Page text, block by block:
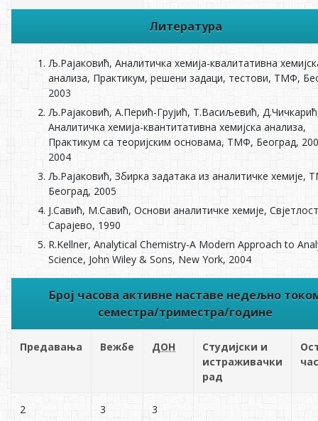
Литература
Љ.Рајаковић, Аналитичка хемија-квалитативна
анализа, Практикум, решени задаци, тестови, ТМФ,
2003
Љ.Рајаковић, А.Перић-Грујић, Т.Васиљевић,
Аналитичка хемија-квантитативна хемијска анализа,
Практикум са теоријским основама, ТМФ, Београд,
2004
Љ.Рајаковић, Збирка задатака из аналитичке хемије,
Београд, 2005
Ј.Савић, М.Савић, Основи аналитичке хемије,
Сарајево, 1990
R.Kellner, Analytical Chemistry-A Modern Approach to
Science, John Wiley & Sons, New York, 2004
Број часова активне наставе недељно
семестра/триместра/године
Предавања Вежбе ДОН
Студијски и
истраживачки
рад
2 3 3